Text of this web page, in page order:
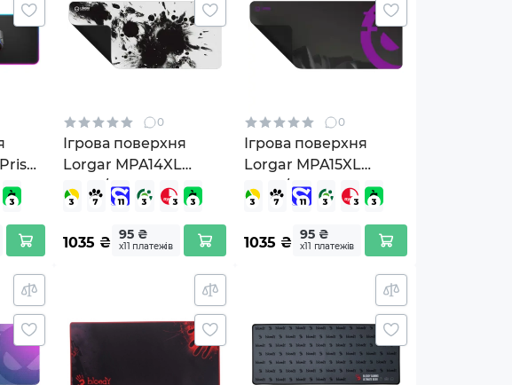
0
Ігрова поверхня
Lorgar MPA14XL
Black/White (LRG-
MPA14XL)
1035 ₴ 95 ₴
х11 платежів
0
Ігрова поверхня
Lorgar MPA15XL
Black/Purple (LRG-
MPA15XL)
1035 ₴ 95 ₴
х11 платежів